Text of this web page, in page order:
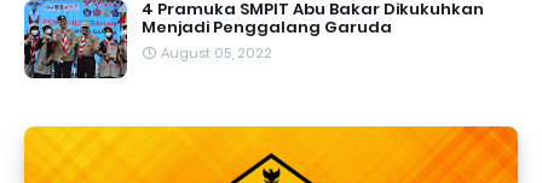
4 Pramuka SMPIT Abu Bakar Dikukuhkan
Menjadi Penggalang Garuda
August 05, 2022